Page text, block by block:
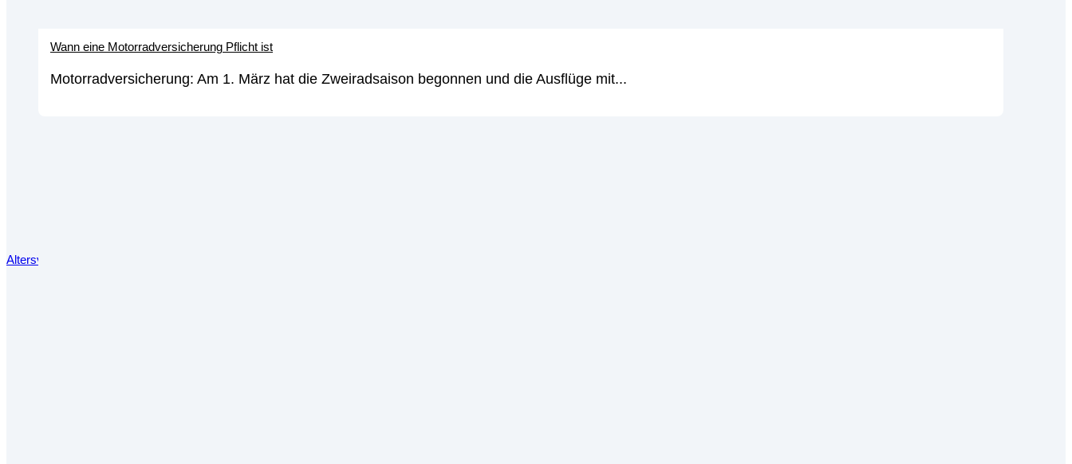
Wann eine Motorradversicherung Pflicht ist
Motorradversicherung: Am 1. März hat die Zweiradsaison begonnen und die Ausflüge mit...
Altersvorsorgedepot: Alles, was du über die Reform deiner privaten Rente wissen musst